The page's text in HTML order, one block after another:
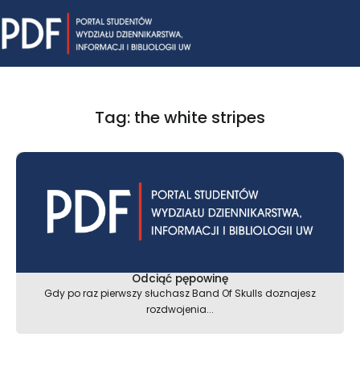
to
content
Tag: the white stripes
Odciąć pępowinę
Gdy po raz pierwszy słuchasz Band Of Skulls doznajesz
rozdwojenia...